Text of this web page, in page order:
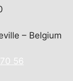
– Belgium
56